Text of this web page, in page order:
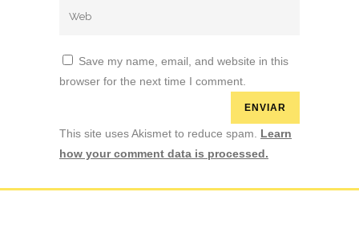
Save my name, email, and website in this
browser for the next time I comment.
This site uses Akismet to reduce spam. Learn
how your comment data is processed.